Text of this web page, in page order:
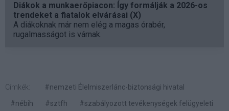
Diákok a munkaerőpiacon: Így formálják a 2026-os
trendeket a fiatalok elvárásai (X)
A diákoknak már nem elég a magas órabér,
rugalmasságot is várnak.
Címkék:
#nemzeti Élelmiszerlánc-biztonsági hivatal
#nébih
#sztfh
#szabályozott tevékenységek felügyeleti